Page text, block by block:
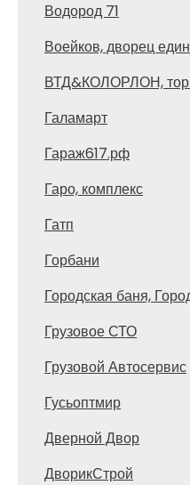
Водород 71
Воейков, дворец
ВТД&КОЛОРЛОН,
Галамарт
Гараж617.рф
Гаро, комплекс
Гатп
Горбани
Городская баня,
Грузовое СТО
Грузовой Автосервис
Гусьоптмир
Дверной Двор
ДворикСтрой